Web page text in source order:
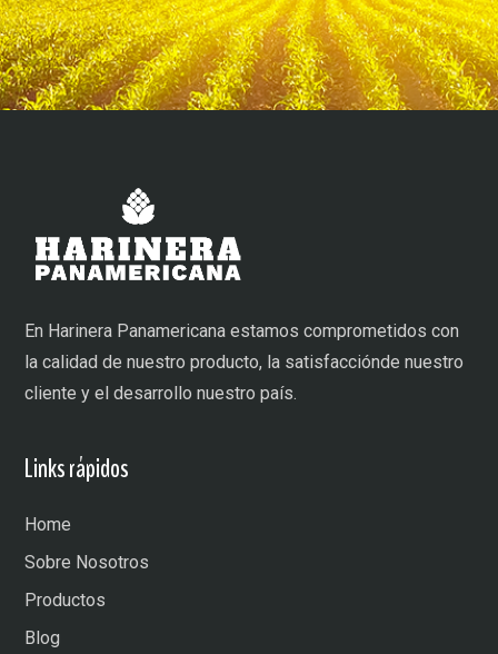
En Harinera Panamericana estamos comprometidos con
la calidad de nuestro producto, la satisfacciónde nuestro
cliente y el desarrollo nuestro país.
Links rápidos
Home
Sobre Nosotros
Productos
Blog